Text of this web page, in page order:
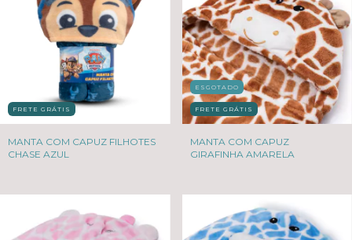
FRETE GRÁTIS
MANTA COM CAPUZ FILHOTES
CHASE AZUL
ESGOTADO
FRETE GRÁTIS
MANTA COM CAPUZ
GIRAFINHA AMARELA